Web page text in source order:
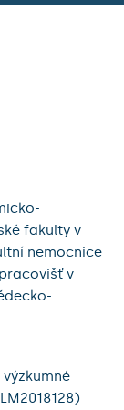
fakulty v
nemocnice
v
výzkumné